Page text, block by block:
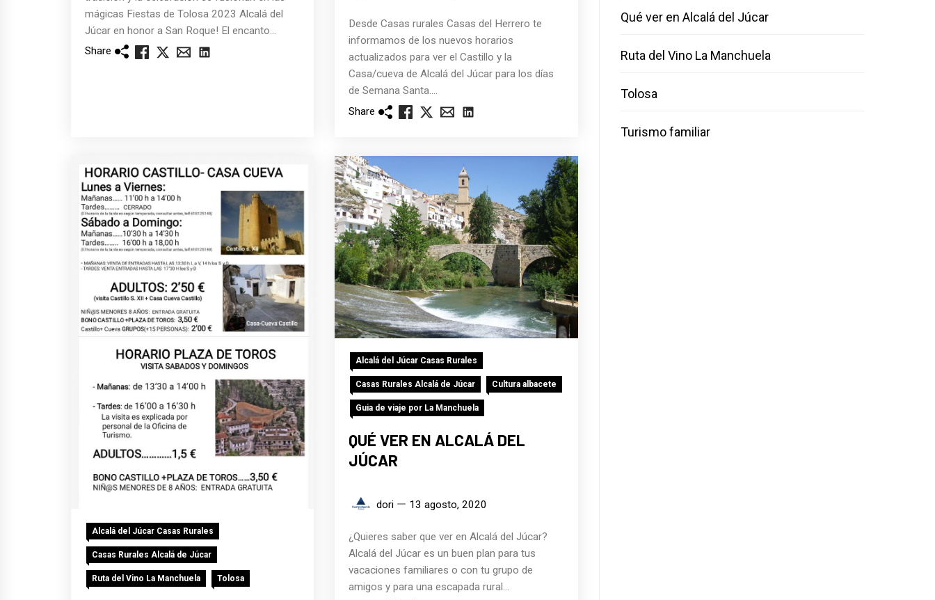
mágicas Fiestas de Tolosa 2023 Alcalá del
Júcar en honor a San Roque! El encanto...
Share
Desde Casas rurales Casas del Herrero te
informamos de los nuevos horarios
actualizados para ver el Castillo y la
Casa/cueva de Alcalá del Júcar para los días
de Semana Santa....
Share
Alcalá del Júcar Casas Rurales
Casas Rurales Alcalá de Júcar
Ruta del Vino La Manchuela Tolosa
Alcalá del Júcar Casas Rurales
Casas Rurales Alcalá de Júcar Cultura albacete
Guia de viaje por La Manchuela
QUÉ VER EN ALCALÁ DEL
JÚCAR
dori 13 agosto, 2020
¿Quieres saber que ver en Alcalá del Júcar?
Alcalá del Júcar es un buen plan para tus
vacaciones familiares o con tu grupo de
amigos y para una escapada rural...
Qué ver en Alcalá del Júcar
Ruta del Vino La Manchuela
Tolosa
Turismo familiar